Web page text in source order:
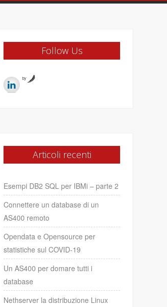
Follow Us
by
Articoli recenti
Esempi DB2 SQL per IBMi – parte 2
Connettere un database di un
AS400 remoto
Opendata e Opensource per
statistiche sul COVID-19
Un AS400 per domare tutti i
database
Nethserver la distribuzione Linux